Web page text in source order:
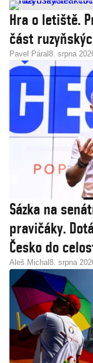
Hra o letiště.
část
Pavel Páral 8. srpna
Sázka na
pravičáky.
Česko do
Aleš Michal 8. srpna